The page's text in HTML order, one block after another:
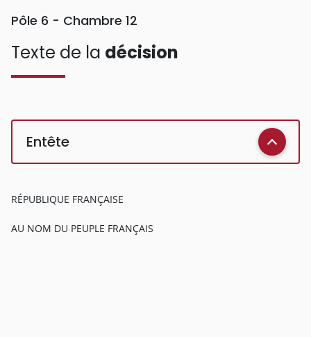
Pôle 6 - Chambre 12
Texte de la décision
Entête
RÉPUBLIQUE FRANÇAISE
AU NOM DU PEUPLE FRANÇAIS